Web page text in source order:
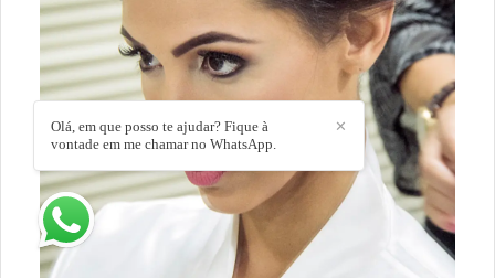
✕
Olá, em que posso te ajudar? Fique à
vontade em me chamar no WhatsApp.